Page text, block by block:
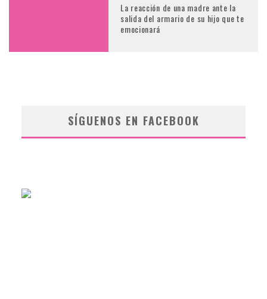
La reacción de una madre ante la
salida del armario de su hijo que te
emocionará
SÍGUENOS EN FACEBOOK